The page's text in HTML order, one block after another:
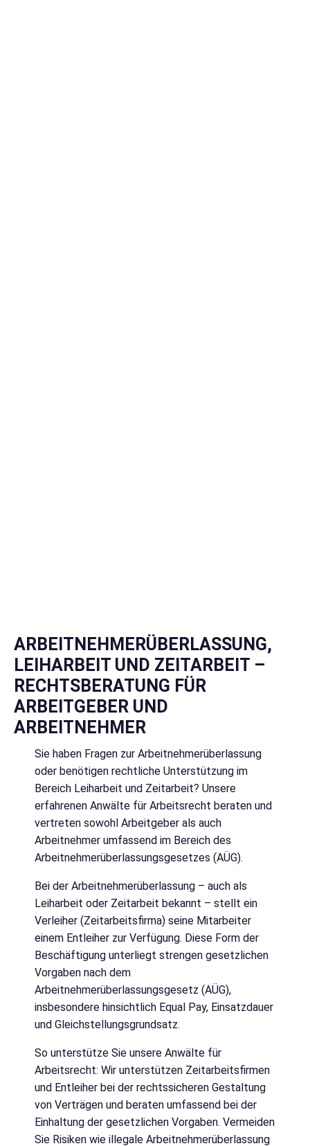
ARBEITNEHMERÜBERLASSUNG,
LEIHARBEIT UND ZEITARBEIT –
RECHTSBERATUNG FÜR
ARBEITGEBER UND
ARBEITNEHMER
Sie haben Fragen zur Arbeitnehmerüberlassung
oder benötigen rechtliche Unterstützung im
Bereich Leiharbeit und Zeitarbeit? Unsere
erfahrenen Anwälte für Arbeitsrecht beraten und
vertreten sowohl Arbeitgeber als auch
Arbeitnehmer umfassend im Bereich des
Arbeitnehmerüberlassungsgesetzes (AÜG).
Bei der Arbeitnehmerüberlassung – auch als
Leiharbeit oder Zeitarbeit bekannt – stellt ein
Verleiher (Zeitarbeitsfirma) seine Mitarbeiter
einem Entleiher zur Verfügung. Diese Form der
Beschäftigung unterliegt strengen gesetzlichen
Vorgaben nach dem
Arbeitnehmerüberlassungsgesetz (AÜG),
insbesondere hinsichtlich Equal Pay, Einsatzdauer
und Gleichstellungsgrundsatz.
So unterstütze Sie unsere Anwälte für
Arbeitsrecht: Wir unterstützen Zeitarbeitsfirmen
und Entleiher bei der rechtssicheren Gestaltung
von Verträgen und beraten umfassend bei der
Einhaltung der gesetzlichen Vorgaben. Vermeiden
Sie Risiken wie illegale Arbeitnehmerüberlassung